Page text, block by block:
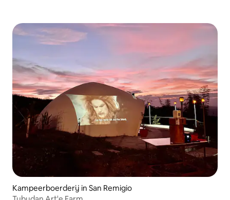
Kampeerboerderij in San Remigio